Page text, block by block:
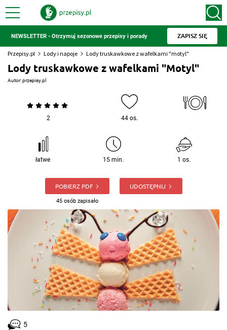
NEWSLETTER - Otrzymuj sezonowe przepisy i porady ZAPISZ SIĘ
Przepisy.pl Lody i napoje Lody truskawkowe z wafelkami "motyl"
Lody truskawkowe z wafelkami "Motyl"
Autor:przepisy.pl
2 44 os.
łatwe 15 min. 1 os.
POBIERZ PDF
45 osób zapisało
UDOSTĘPNIJ
5